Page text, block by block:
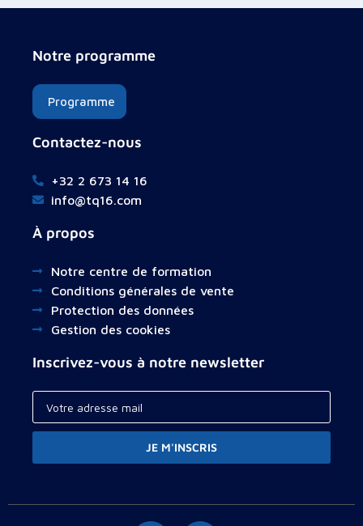
Notre programme
Programme
Contactez-nous
+32 2 673 14 16
info@tq16.com
À propos
Notre centre de formation
Conditions générales de vente
Protection des données
Gestion des cookies
Inscrivez-vous à notre newsletter
JE M'INSCRIS